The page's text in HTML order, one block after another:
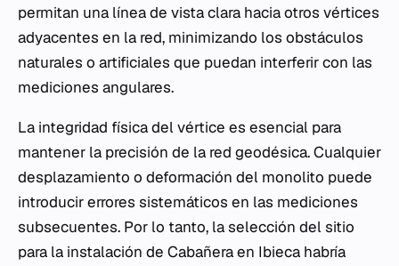
permitan una línea de vista clara hacia otros vértices
adyacentes en la red, minimizando los obstáculos
naturales o artificiales que puedan interferir con las
mediciones angulares.
La integridad física del vértice es esencial para
mantener la precisión de la red geodésica. Cualquier
desplazamiento o deformación del monolito puede
introducir errores sistemáticos en las mediciones
subsecuentes. Por lo tanto, la selección del sitio
para la instalación de Cabañera en Ibieca habría